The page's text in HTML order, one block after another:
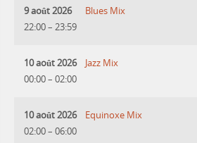
9 août 2026
22:00– 23:59
Blues Mix
10 août 2026
00:00– 02:00
Jazz Mix
10 août 2026
02:00– 06:00
Equinoxe Mix